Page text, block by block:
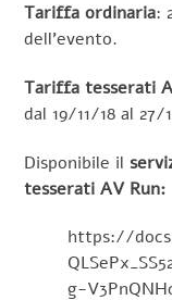
Tariffa ordinaria:
dell’evento.
Tariffa tesserati
dal 19/11/18 al 27/
Disponibile il
tesserati AV Run:
https://
g-